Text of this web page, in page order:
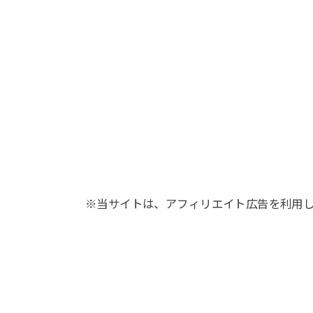
※当サイトは、アフィリエイト広告を利用し